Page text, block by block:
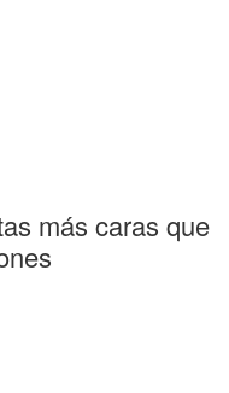
más caras que